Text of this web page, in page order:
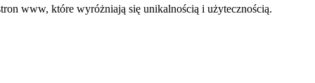
www, które wyróżniają się unikalnością i użytecznością.